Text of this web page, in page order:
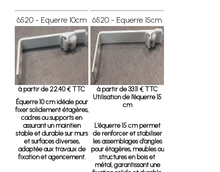
6520 - Equerre 10cm
à partir de 22.40 € TTC
Équerre 10 cmidéale pour
fixer solidement étagères,
cadres ou supports en
assurant un maintien
stable et durable sur murs
et surfaces diverses,
adaptée aux travaux de
fixation et agencement.
6520 - Equerre 15cm
à partir de 33.11 € TTC
Utilisation de l’équerre 15
cm
L’équerre 15 cm permet
de renforcer et stabiliser
les assemblages d’angles
pour étagères, meubles ou
structures en bois et
métal, garantissant une